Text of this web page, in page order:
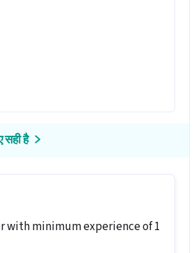
है
with minimum experience of 1